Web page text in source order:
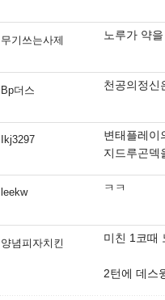
무기쓰는사제 노루가 약
Bp더스 천공의정신
Ikj3297
변태플레이
지드루곤덱
leekw ㅋㅋ
양념피자치킨 미친 1코때
2턴에 데스